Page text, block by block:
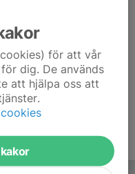
för att vår
dig. De används
att hjälpa oss att